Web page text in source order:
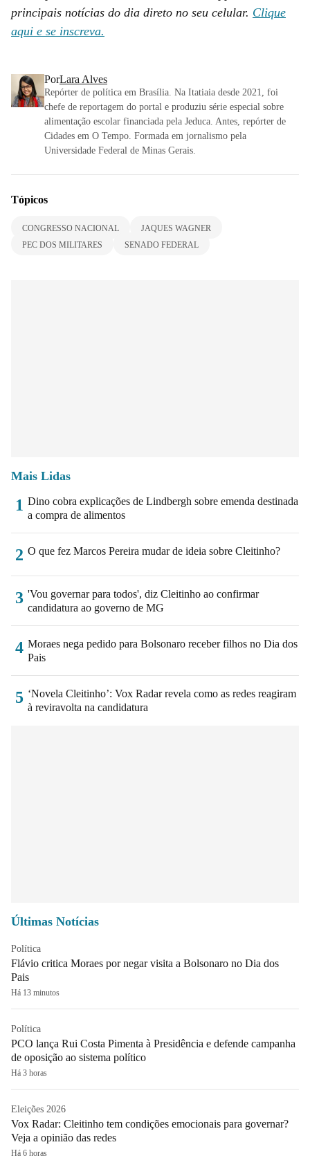
principais notícias do dia direto no seu celular. Clique
aqui e se inscreva.
PorLara Alves
Repórter de política em Brasília. Na Itatiaia desde 2021, foi
chefe de reportagem do portal e produziu série especial sobre
alimentação escolar financiada pela Jeduca. Antes, repórter de
Cidades em O Tempo. Formada em jornalismo pela
Universidade Federal de Minas Gerais.
Tópicos
CONGRESSO NACIONAL
JAQUES WAGNER
PEC DOS MILITARES
SENADO FEDERAL
Mais Lidas
1 Dino cobra explicações de Lindbergh sobre emenda destinada
a compra de alimentos
2 O que fez Marcos Pereira mudar de ideia sobre Cleitinho?
3 'Vou governar para todos', diz Cleitinho ao confirmar
candidatura ao governo de MG
4 Moraes nega pedido para Bolsonaro receber filhos no Dia dos
Pais
5 ‘Novela Cleitinho’: Vox Radar revela como as redes reagiram
à reviravolta na candidatura
Últimas Notícias
Política
Flávio critica Moraes por negar visita a Bolsonaro no Dia dos
Pais
Há 13 minutos
Política
PCO lança Rui Costa Pimenta à Presidência e defende campanha
de oposição ao sistema político
Há 3 horas
Eleições 2026
Vox Radar: Cleitinho tem condições emocionais para governar?
Veja a opinião das redes
Há 6 horas